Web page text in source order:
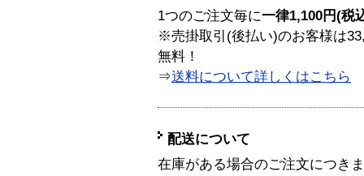
1つのご注文毎に一律1,100円(税
※売掛取引(後払い)のお客様は
無料！
⇒送料について詳しくはこちら
配送について
在庫がある場合のご注文につき